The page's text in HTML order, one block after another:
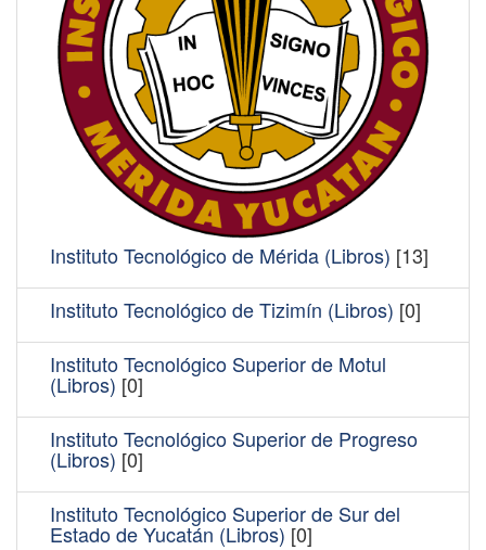
Instituto Tecnológico de Mérida (Libros) [13]
Instituto Tecnológico de Tizimín (Libros) [0]
Instituto Tecnológico Superior de Motul
(Libros) [0]
Instituto Tecnológico Superior de Progreso
(Libros) [0]
Instituto Tecnológico Superior de Sur del
Estado de Yucatán (Libros) [0]